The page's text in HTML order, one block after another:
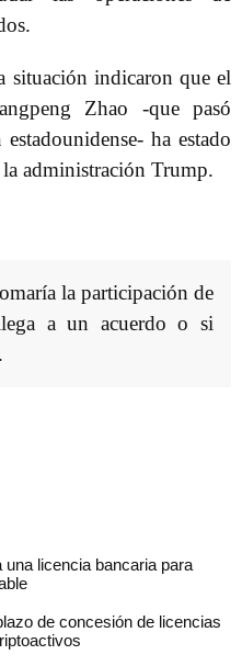
situación indicaron que el
Zhao -que pasó
ha estado
administración Trump.
la participación de
a un acuerdo o si
licencia bancaria para
de concesión de licencias